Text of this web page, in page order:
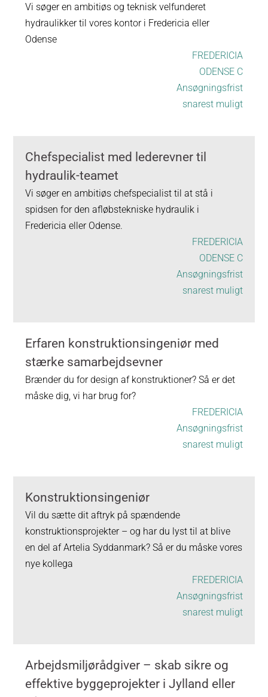
Vi søger en ambitiøs og teknisk velfunderet
hydraulikker til vores kontor i Fredericia eller
Odense
FREDERICIA
ODENSE C
Ansøgningsfrist
snarest muligt
Chefspecialist med lederevner til
hydraulik-teamet
Vi søger en ambitiøs chefspecialist til at stå i
spidsen for den afløbstekniske hydraulik i
Fredericia eller Odense.
FREDERICIA
ODENSE C
Ansøgningsfrist
snarest muligt
Erfaren konstruktionsingeniør med
stærke samarbejdsevner
Brænder du for design af konstruktioner? Så er det
måske dig, vi har brug for?
FREDERICIA
Ansøgningsfrist
snarest muligt
Konstruktionsingeniør
Vil du sætte dit aftryk på spændende
konstruktionsprojekter – og har du lyst til at blive
en del af Artelia Syddanmark? Så er du måske vores
nye kollega
FREDERICIA
Ansøgningsfrist
snarest muligt
Arbejdsmiljørådgiver – skab sikre og
effektive byggeprojekter i Jylland eller